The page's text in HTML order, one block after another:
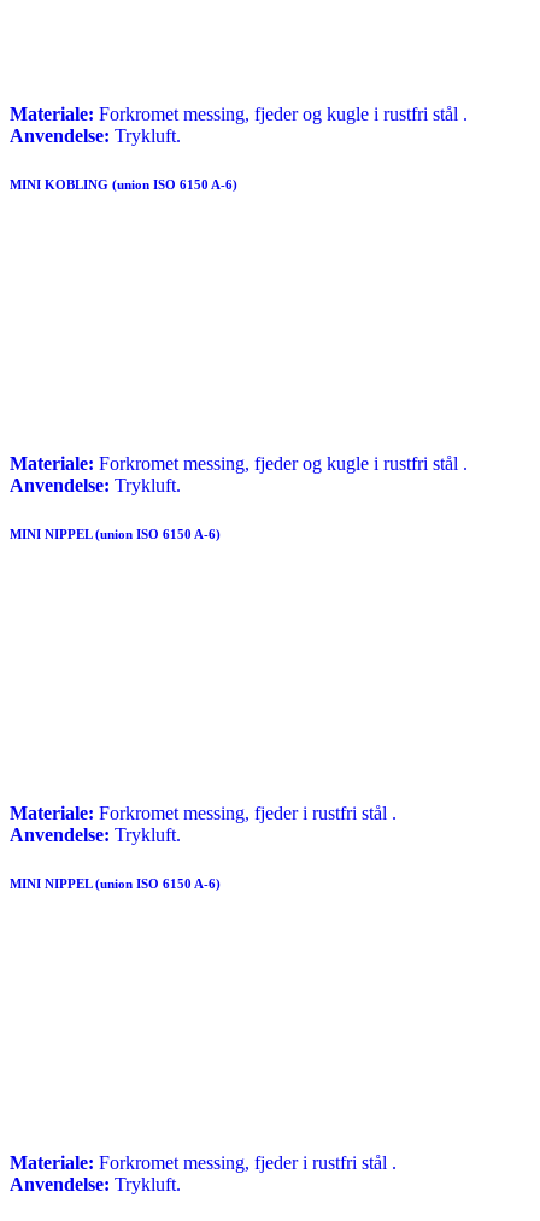
Materiale: Forkromet messing, fjeder og kugle i rustfri stål .
Anvendelse: Trykluft.
MINI KOBLING (union ISO 6150 A-6)
Materiale: Forkromet messing, fjeder og kugle i rustfri stål .
Anvendelse: Trykluft.
MINI NIPPEL (union ISO 6150 A-6)
Materiale: Forkromet messing, fjeder i rustfri stål .
Anvendelse: Trykluft.
MINI NIPPEL (union ISO 6150 A-6)
Materiale: Forkromet messing, fjeder i rustfri stål .
Anvendelse: Trykluft.